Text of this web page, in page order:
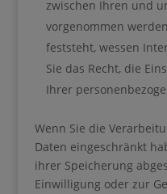
zwischen Ihren und
vorgenommen
feststeht, wessen
Sie das Recht, die
Ihrer
Wenn Sie die
Daten eingeschränkt
ihrer Speicherung
Einwilligung oder zur